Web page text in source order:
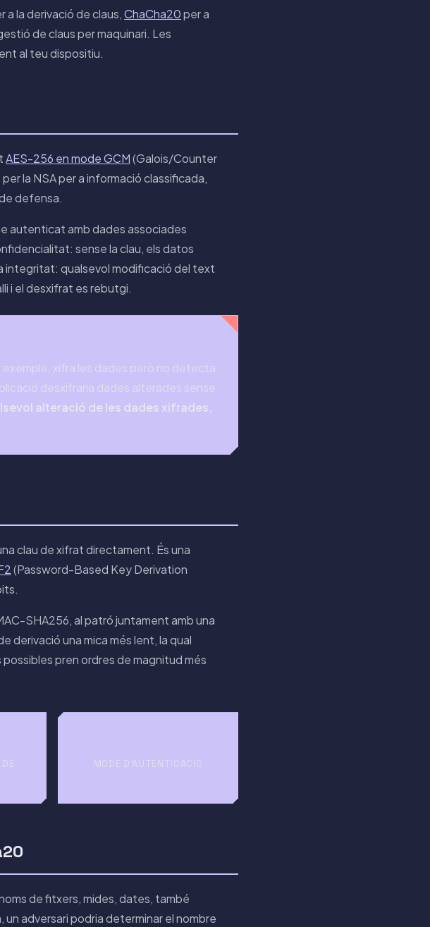
a la derivació de claus,ChaCha20per a
de claus per maquinari. Les
al teu dispositiu.
AES-256 en mode GCM(Galois/Counter
la NSA per a informació classificada,
defensa.
autenticat amb dades associades
sense la clau, els datos
integritat: qualsevol modificació del text
i el desxifrat es rebutgi.
xifra les dades però no detecta
desxifraria dades alterades sense
alteració de les dades xifrades,
clau de xifrat directament. És una
(Password-Based Key Derivation
SHA256, al patró juntament amb una
derivació una mica més lent, la qual
pren ordres de magnitud més
MODE D'AUTENTICACIÓ
de fitxers, mides, dates, també
adversari podria determinar el nombre